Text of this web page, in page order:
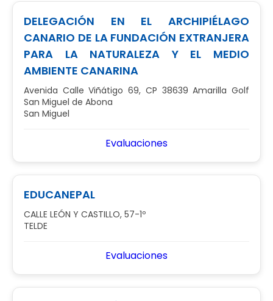
DELEGACIÓN EN EL ARCHIPIÉLAGO
CANARIO DE LA FUNDACIÓN EXTRANJERA
PARA LA NATURALEZA Y EL MEDIO
AMBIENTE CANARINA
Avenida Calle Viñátigo 69, CP 38639 Amarilla Golf
San Miguel de Abona
San Miguel
Evaluaciones
EDUCANEPAL
CALLE LEÓN Y CASTILLO, 57-1º
TELDE
Evaluaciones